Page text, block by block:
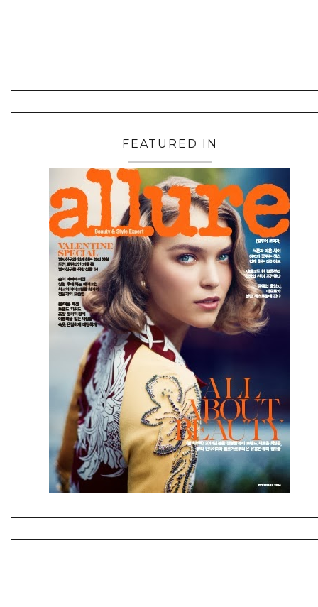
FEATURED IN